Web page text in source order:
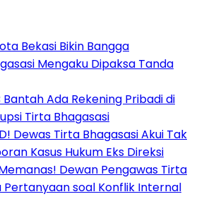
Bekasi Bikin Bangga
Mengaku Dipaksa Tanda
Bantah Ada Rekening Pribadi di
Tirta Bhagasasi
Dewas Tirta Bhagasasi Akui Tak
Kasus Hukum Eks Direksi
Memanas! Dewan Pengawas Tirta
Pertanyaan soal Konflik Internal